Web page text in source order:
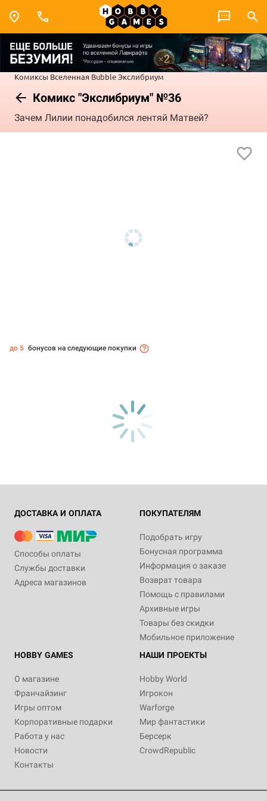
Комиксы Вселенная BubbleЭкслибриум
Комикс "Экслибриум" №36
Зачем Лилии понадобился лентяй Матвей?
до 5 бонусов на следующие покупки
ДОСТАВКА И ОПЛАТА
Способы оплаты
Службы доставки
Адреса магазинов
ПОКУПАТЕЛЯМ
Подобрать игру
Бонусная программа
Информация о заказе
Возврат товара
Помощь с правилами
Архивные игры
Товары без скидки
Мобильное приложение
HOBBY GAMES
О магазине
Франчайзинг
Игры оптом
Корпоративные подарки
Работа у нас
Новости
Контакты
НАШИ ПРОЕКТЫ
Hobby World
Игрокон
Warforge
Мир фантастики
Берсерк
CrowdRepublic